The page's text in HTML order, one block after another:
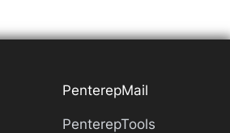
PenterepMail
PenterepTools